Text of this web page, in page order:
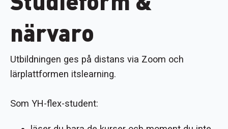
närvaro
Utbildningen ges på distans via Zoom och
lärplattformen itslearning.
Som YH-flex-student: